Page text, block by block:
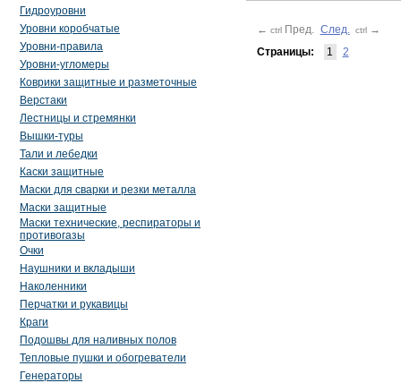
Гидроуровни
Уровни коробчатые
Уровни-правила
Уровни-угломеры
Коврики защитные и разметочные
Верстаки
Лестницы и стремянки
Вышки-туры
Тали и лебедки
Каски защитные
Маски для сварки и резки металла
Маски защитные
Маски технические, респираторы и
противогазы
Очки
Наушники и вкладыши
Наколенники
Перчатки и рукавицы
Краги
Подошвы для наливных полов
Тепловые пушки и обогреватели
Генераторы
← ctrl Пред. След. ctrl →
Страницы:
1 2